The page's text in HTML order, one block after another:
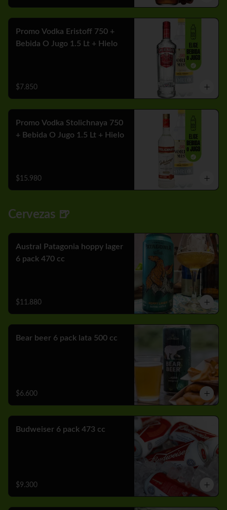
Promo Vodka Eristoff 750 +
Bebida O Jugo 1.5 Lt + Hielo
$7.850
Promo Vodka Stolichnaya 750
+ Bebida O Jugo 1.5 Lt + Hielo
$15.980
Cervezas 🍺
Austral Patagonia hoppy lager
6 pack 470 cc
$11.880
Bear beer 6 pack lata 500 cc
$6.600
Budweiser 6 pack 473 cc
$9.300